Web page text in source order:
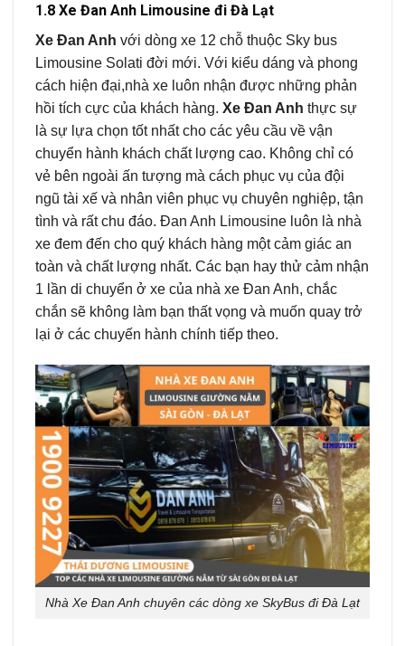
1.8 Xe Đan Anh Limousine đi Đà Lạt
Xe Đan Anh với dòng xe 12 chỗ thuộc Sky bus
Limousine Solati đời mới. Với kiểu dáng và phong
cách hiện đại,nhà xe luôn nhận được những phản
hồi tích cực của khách hàng. Xe Đan Anh thực sự
là sự lựa chọn tốt nhất cho các yêu cầu về vận
chuyển hành khách chất lượng cao. Không chỉ có
vẻ bên ngoài ấn tượng mà cách phục vụ của đội
ngũ tài xế và nhân viên phục vụ chuyên nghiệp, tận
tình và rất chu đáo. Đan Anh Limousine luôn là nhà
xe đem đến cho quý khách hàng một cảm giác an
toàn và chất lượng nhất. Các bạn hay thử cảm nhận
1 lần di chuyển ở xe của nhà xe Đan Anh, chắc
chắn sẽ không làm bạn thất vọng và muốn quay trở
lại ở các chuyến hành chính tiếp theo.
Nhà Xe Đan Anh chuyên các dòng xe SkyBus đi Đà Lạt